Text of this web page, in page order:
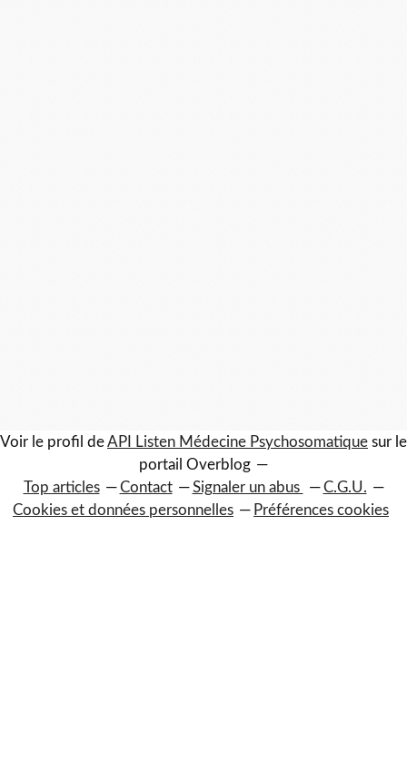
Voir le profil deAPI Listen Médecine Psychosomatique sur le
portail Overblog
Top articles
Contact Signaler un abus
C.G.U.
Cookies et données personnelles
Préférences cookies